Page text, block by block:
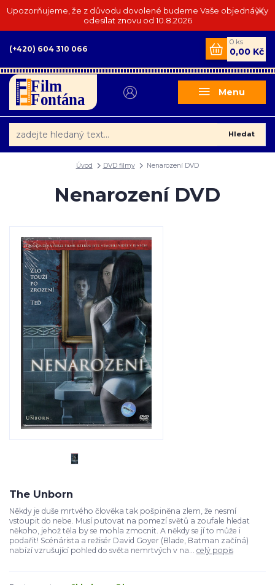
Upozorňujeme, že z důvodu dovolené budeme Vaše objednávky
odesílat znovu od 10.8.2026
Menu
Hledat
(+420) 604 310 066
0 ks
0,00 Kč
Úvod DVD filmy Nenarození DVD
Nenarození DVD
The Unborn
Někdy je duše mrtvého člověka tak pošpiněna zlem, že nesmí
vstoupit do nebe. Musí putovat na pomezí světů a zoufale hledat
někoho, jehož těla by se mohla zmocnit. A někdy se jí to může i
podařit! Scénárista a režisér David Goyer (Blade, Batman začíná)
nabízí vzrušující pohled do světa nemrtvých v na... celý popis